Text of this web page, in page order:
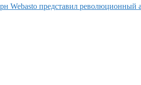
Webasto представил революционный